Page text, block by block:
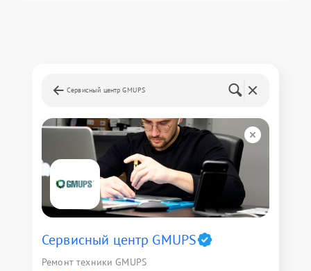
Сервисный центр GMUPS
Сервисный центр GMUPS
Ремонт техники GMUPS